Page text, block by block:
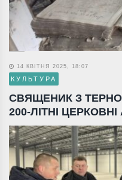
14 КВІТНЯ 2025, 18:07
КУЛЬТУРА
СВЯЩЕНИК З
200-ЛІТНІ